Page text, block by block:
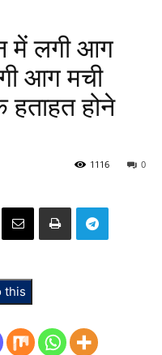
में लगी आग
आग मची
होने
0
1116
this